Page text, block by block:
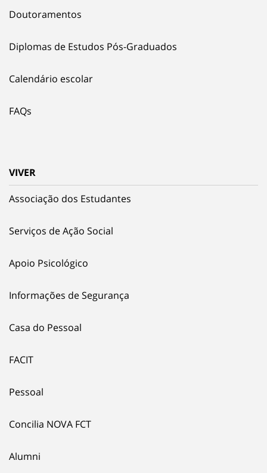
Doutoramentos
Diplomas de Estudos Pós-Graduados
Calendário escolar
FAQs
VIVER
Associação dos Estudantes
Serviços de Ação Social
Apoio Psicológico
Informações de Segurança
Casa do Pessoal
FACIT
Pessoal
Concilia NOVA FCT
Alumni